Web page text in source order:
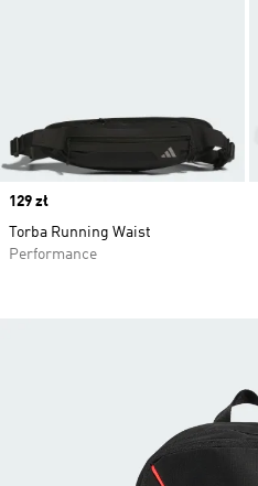
Price
129 zł
Torba Running Waist
Performance